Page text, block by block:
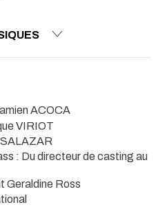
ACOCA
VIRIOT
SALAZAR
: Du directeur de casting au
Geraldine Ross